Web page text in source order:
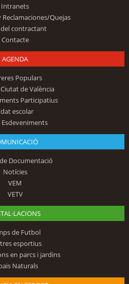
Intranets
Reclamaciones/Quejas
contractant
Contacte
AGENDA
Populars
de València
Participatius
escolar
Esdeveniments
Documentació
Notícies
VEM
VETV
de Futbol
esportius
en parcs i jardins
Naturals